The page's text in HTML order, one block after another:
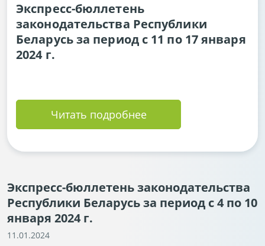
Экспресс-бюллетень
законодательства Республики
Беларусь за период с 11 по 17 января
2024 г.
Читать подробнее
Экспресс-бюллетень законодательства
Республики Беларусь за период с 4 по 10
января 2024 г.
11.01.2024